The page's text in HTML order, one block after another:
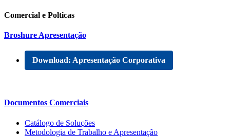
Comercial e Polticas
Broshure Apresentação
Download: Apresentação Corporativa
Documentos Comerciais
Catálogo de Soluções
Metodologia de Trabalho e Apresentação